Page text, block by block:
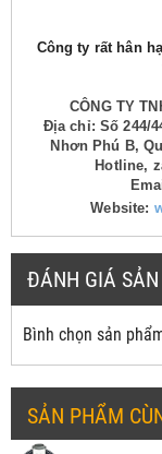
Công ty rất hân
CÔNG TY
Địa chỉ: Số 244/
Nhơn Phú B,
Hotline,
Website:
ĐÁNH GIÁ
Bình chọn sản
SẢN PHẨM